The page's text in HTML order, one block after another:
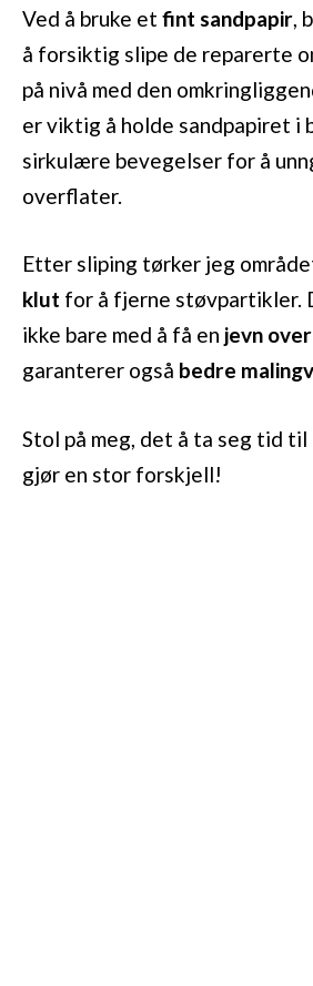
Ved å bruke et fint sandpapir,
å forsiktig slipe de reparerte
på nivå med den
er viktig å holde sandpapiret i
sirkulære bevegelser for å
overflater.
Etter sliping tørker jeg
klut for å fjerne støvpartikler.
ikke bare med å få en jevn
garanterer også bedre
Stol på meg, det å ta seg tid
gjør en stor forskjell!